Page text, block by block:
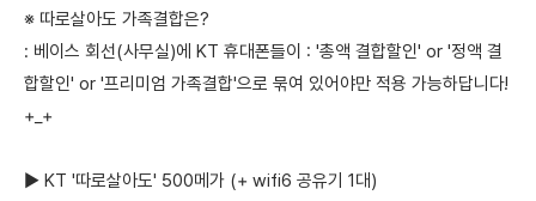
※ 따로살아도 가족결합은?
: 베이스 회선(사무실)에 KT 휴대폰들이 : '총액 결합할인' or '정액 결
합할인' or '프리미엄 가족결합'으로 묶여 있어야만 적용 가능하답니다!
+_+
▶ KT '따로살아도' 500메가 (+ wifi6 공유기 1대)